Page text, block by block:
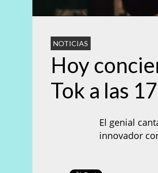
NOTICIAS
Hoy
Tok a las 17
El genial
innovador